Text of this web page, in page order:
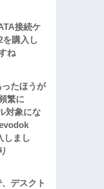
接続ケ
を購入し
ね
たほうが
繁に
対象にな
しまし
デスクト